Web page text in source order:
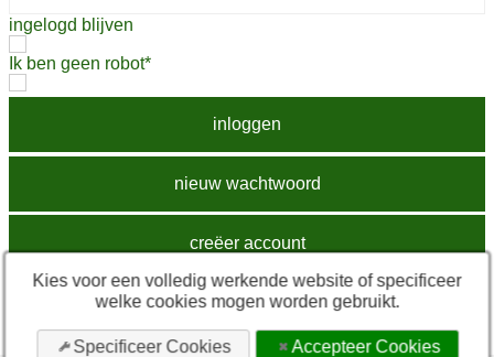
ingelogd blijven
Ik ben geen robot*
creëer account
* Vink deze checkbox aan om in te kunnen loggen.
Door in te loggen via sociale media gaat u akkoord met de
algemene voorwaardenen deprivacyverklaring.
Kies voor een volledig werkende website of specificeer
welke cookies mogen worden gebruikt.
Specificeer Cookies Accepteer Cookies